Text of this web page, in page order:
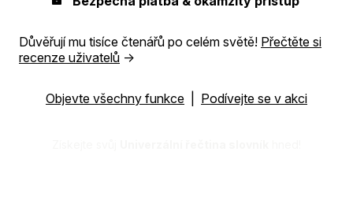
Důvěřují mu tisíce čtenářů po celém světě! Přečtěte si
recenze uživatelů →
Objevte všechny funkce Podívejte se v akci